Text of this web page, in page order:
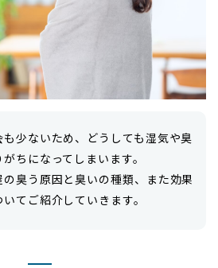
少ないため、どうしても湿気や臭
ちになってしまいます。
臭う原因と臭いの種類、また効果
てご紹介していきます。